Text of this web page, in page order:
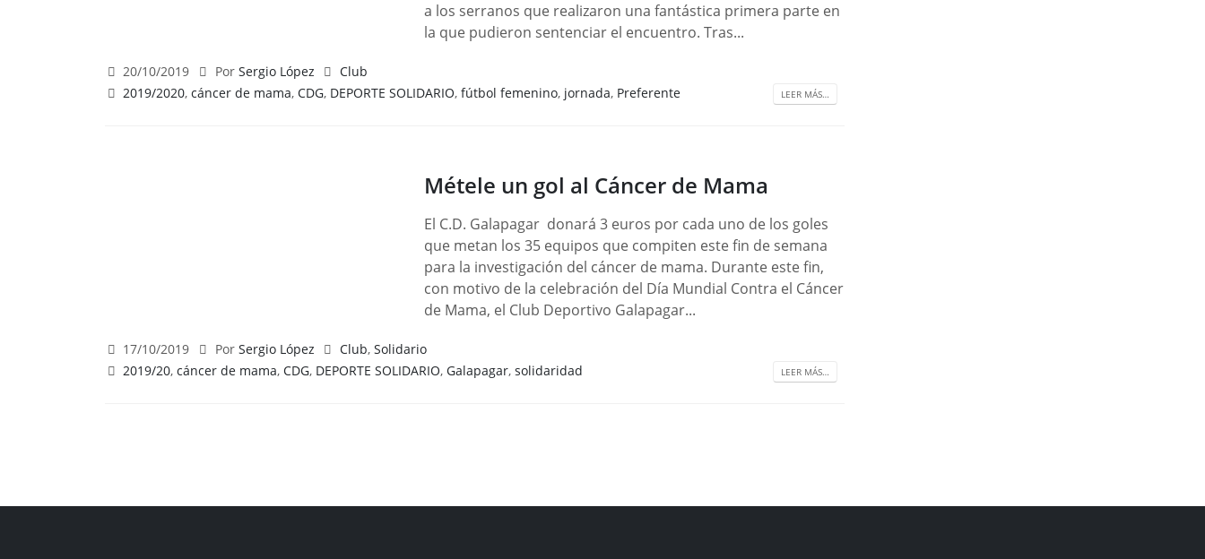
a los serranos que realizaron una fantástica primera parte en
la que pudieron sentenciar el encuentro. Tras...
20/10/2019 Por Sergio López
Club
2019/2020,cáncer de mama,CDG, DEPORTE SOLIDARIO,fútbol femenino, jornada, Preferente LEER MÁS…
Métele un gol al Cáncer de Mama
El C.D. Galapagar donará 3 euros por cada uno de los goles
que metan los 35 equipos que compiten este fin de semana
para la investigación del cáncer de mama. Durante este fin,
con motivo de la celebración del Día Mundial Contra el Cáncer
de Mama, el Club Deportivo Galapagar...
17/10/2019 Por Sergio López Club,Solidario
2019/20,cáncer de mama,CDG, DEPORTE SOLIDARIO,Galapagar,solidaridad LEER MÁS…